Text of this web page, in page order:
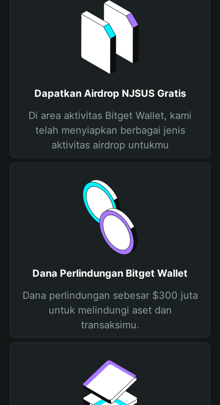
Dapatkan Airdrop NJSUS Gratis
Di area aktivitas Bitget Wallet, kami
telah menyiapkan berbagai jenis
aktivitas airdrop untukmu
Dana Perlindungan Bitget Wallet
Dana perlindungan sebesar $300 juta
untuk melindungi aset dan
transaksimu.